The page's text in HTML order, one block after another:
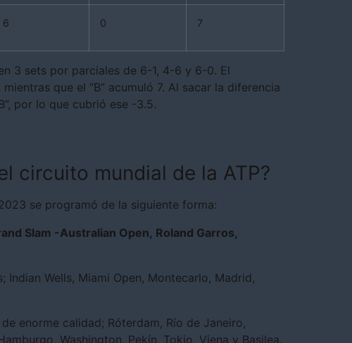
6 0 7
3 sets por parciales de 6-1, 4-6 y 6-0. El
que el “B” acumuló 7. Al sacar la diferencia
por lo que cubrió ese -3.5.
circuito mundial de la ATP?
se programó de la siguiente forma:
Slam -Australian Open, Roland Garros,
Indian Wells, Miami Open, Montecarlo, Madrid,
enorme calidad; Róterdam, Río de Janeiro,
Washington, Pekín, Tokio, Viena y Basilea.